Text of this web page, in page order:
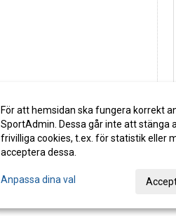
För att hemsidan ska fungera korrekt
SportAdmin. Dessa går inte att stänga
frivilliga cookies, t.ex. för statistik eller
acceptera dessa.
Anpassa dina val